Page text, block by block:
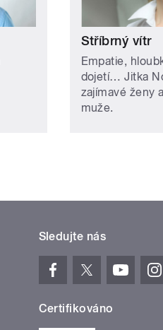
Stříbrný vítr
Empatie,
dojetí… Jitka
zajímavé ženy
muže.
Sledujte nás
Certifikováno